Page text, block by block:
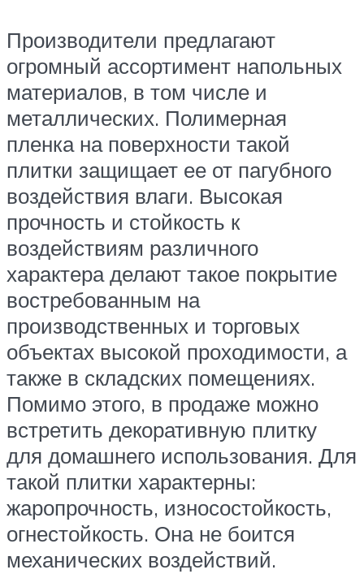
Производители предлагают
огромный ассортимент напольных
материалов, в том числе и
металлических. Полимерная
пленка на поверхности такой
плитки защищает ее от пагубного
воздействия влаги. Высокая
прочность и стойкость к
воздействиям различного
характера делают такое покрытие
востребованным на
производственных и торговых
объектах высокой проходимости, а
также в складских помещениях.
Помимо этого, в продаже можно
встретить декоративную плитку
для домашнего использования. Для
такой плитки характерны:
жаропрочность, износостойкость,
огнестойкость. Она не боится
механических воздействий.